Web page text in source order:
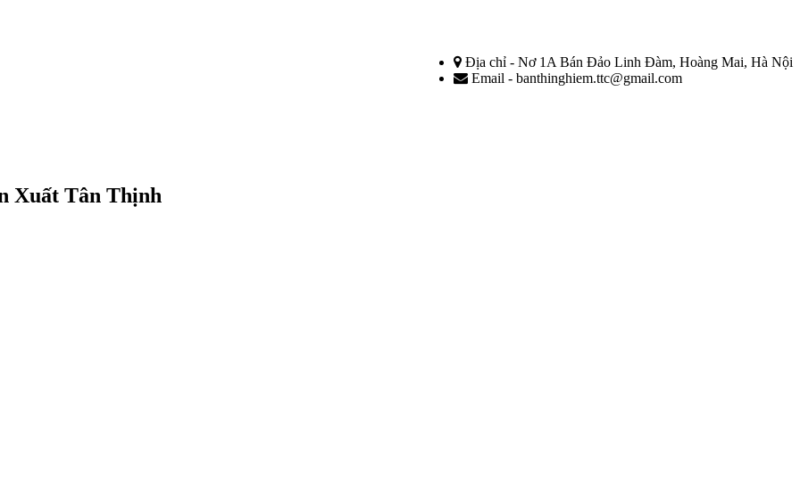
Địa chỉ - Nơ 1A Bán Đảo Linh Đàm, Hoàng Mai, Hà Nội
Email - banthinghiem.ttc@gmail.com
Xuất Tân Thịnh